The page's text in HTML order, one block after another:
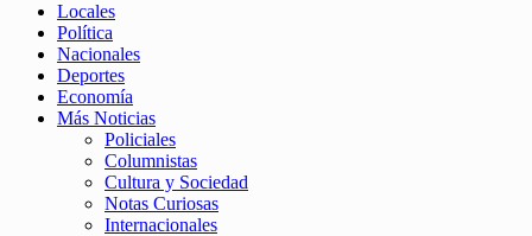
Locales
Política
Nacionales
Deportes
Economía
Más Noticias
Policiales
Columnistas
Cultura y Sociedad
Notas Curiosas
Internacionales